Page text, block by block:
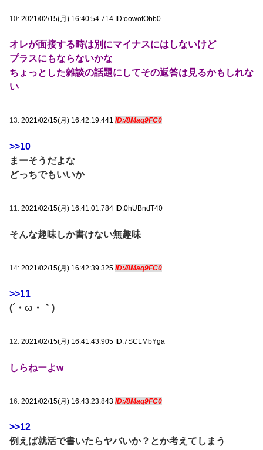
10: 2021/02/15(月) 16:40:54.714 ID:oowofObb0
オレが面接する時は別にマイナスにはしないけど
プラスにもならないかな
ちょっとした雑談の話題にしてその返答は見るかもしれな
い
13: 2021/02/15(月) 16:42:19.441 ID:/8Maq9FC0
>>10
まーそうだよな
どっちでもいいか
11: 2021/02/15(月) 16:41:01.784 ID:0hUBndT40
そんな趣味しか書けない無趣味
14: 2021/02/15(月) 16:42:39.325 ID:/8Maq9FC0
>>11
(´・ω・｀)
12: 2021/02/15(月) 16:41:43.905 ID:7SCLMbYga
しらねーよw
16: 2021/02/15(月) 16:43:23.843 ID:/8Maq9FC0
>>12
例えば就活で書いたらヤバいか？とか考えてしまう